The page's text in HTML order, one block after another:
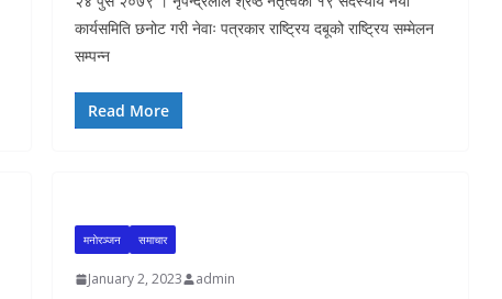
कार्यसमिति छनोट गरी नेवाः पत्रकार राष्ट्रिय दबूको राष्ट्रिय सम्मेलन
सम्पन्न
Read More
मनाेरञ्जन समाचार
January 2, 2023 admin